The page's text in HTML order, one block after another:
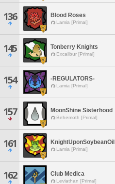
136 Blood Roses
Lamia [Primal]
145 Tonberry Knights
Excalibur [Primal]
154 -REGULATORS-
Lamia [Primal]
157 MoonShine Sisterhood
Behemoth [Primal]
161 KnightUponSoybeanOil
Lamia [Primal]
162 Club Medica
Leviathan [Primal]